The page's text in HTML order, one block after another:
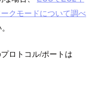
クモードについて調べ
ロトコル/ポートは